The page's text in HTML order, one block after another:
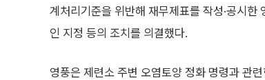
계처리기준을 위반해 재무제표를 작성·공시
인 지정 등의 조치를 의결했다.
영풍은 제련소 주변 오염토양 정화 명령과 관